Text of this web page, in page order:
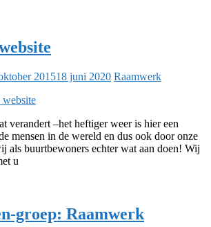
201518 juni 2020 Raamwerk
verandert –het heftiger weer is hier een
mensen in de wereld en dus ook door onze
als buurtbewoners echter wat aan doen! Wij
u
groep: Raamwerk